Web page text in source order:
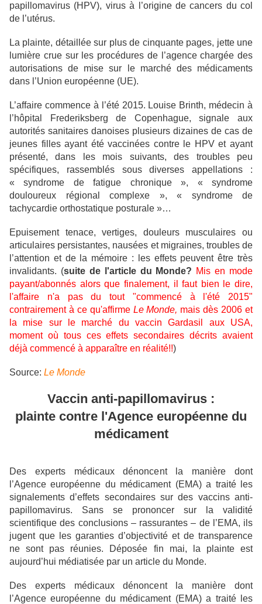
papillomavirus (HPV), virus à l’origine de cancers du col
de l’utérus.
La plainte, détaillée sur plus de cinquante pages, jette une
lumière crue sur les procédures de l’agence chargée des
autorisations de mise sur le marché des médicaments
dans l’Union européenne (UE).
L’affaire commence à l’été 2015. Louise Brinth, médecin à
l’hôpital Frederiksberg de Copenhague, signale aux
autorités sanitaires danoises plusieurs dizaines de cas de
jeunes filles ayant été vaccinées contre le HPV et ayant
présenté, dans les mois suivants, des troubles peu
spécifiques, rassemblés sous diverses appellations :
« syndrome de fatigue chronique », « syndrome
douloureux régional complexe », « syndrome de
tachycardie orthostatique posturale »…
Epuisement tenace, vertiges, douleurs musculaires ou
articulaires persistantes, nausées et migraines, troubles de
l’attention et de la mémoire : les effets peuvent être très
invalidants. (suite de l'article du Monde? Mis en mode
payant/abonnés alors que finalement, il faut bien le dire,
l'affaire n'a pas du tout "commencé à l'été 2015"
contrairement à ce qu'affirme Le Monde, mais dès 2006 et
la mise sur le marché du vaccin Gardasil aux USA,
moment où tous ces effets secondaires décrits avaient
déjà commencé à apparaître en réalité!!)
Source: Le Monde
Vaccin anti-papillomavirus :
plainte contre l'Agence européenne du
médicament
Des experts médicaux dénoncent la manière dont
l’Agence européenne du médicament (EMA) a traité les
signalements d’effets secondaires sur des vaccins anti-
papillomavirus. Sans se prononcer sur la validité
scientifique des conclusions – rassurantes – de l’EMA, ils
jugent que les garanties d’objectivité et de transparence
ne sont pas réunies. Déposée fin mai, la plainte est
aujourd’hui médiatisée par un article du Monde.
Des experts médicaux dénoncent la manière dont
l’Agence européenne du médicament (EMA) a traité les